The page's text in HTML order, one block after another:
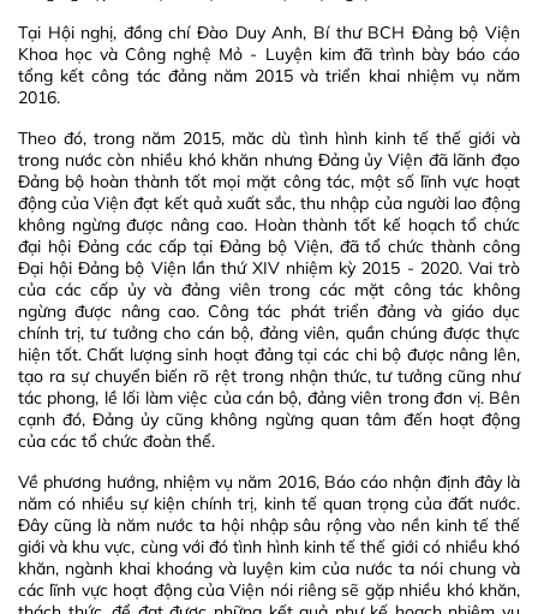
Tại Hội nghị, đồng chí Đào Duy Anh, Bí thư BCH Đảng bộ Viện
Khoa học và Công nghệ Mỏ - Luyện kim đã trình bày báo cáo
tổng kết công tác đảng năm 2015 và triển khai nhiệm vụ năm
2016.
Theo đó, trong năm 2015, măc dù tình hình kinh tế thế giới và
trong nước còn nhiều khó khăn nhưng Đảng ủy Viện đã lãnh đạo
Đảng bộ hoàn thành tốt mọi mặt công tác, một số lĩnh vực hoạt
động của Viện đạt kết quả xuất sắc, thu nhập của người lao động
không ngừng được nâng cao. Hoàn thành tốt kế hoạch tổ chức
đại hội Đảng các cấp tại Đảng bộ Viện, đã tổ chức thành công
Đại hội Đảng bộ Viện lần thứ XIV nhiệm kỳ 2015 - 2020. Vai trò
của các cấp ủy và đảng viên trong các mặt công tác không
ngừng được nâng cao. Công tác phát triển đảng và giáo dục
chính trị, tư tưởng cho cán bộ, đảng viên, quần chúng được thực
hiện tốt. Chất lượng sinh hoạt đảng tại các chi bộ được nâng lên,
tạo ra sự chuyển biến rõ rệt trong nhận thức, tư tưởng cũng như
tác phong, lề lối làm việc của cán bộ, đảng viên trong đơn vị. Bên
cạnh đó, Đảng ủy cũng không ngừng quan tâm đến hoạt động
của các tổ chức đoàn thể.
Về phương hướng, nhiệm vụ năm 2016, Báo cáo nhận định đây là
năm có nhiều sự kiện chính trị, kinh tế quan trọng của đất nước.
Đây cũng là năm nước ta hội nhập sâu rộng vào nền kinh tế thế
giới và khu vực, cùng với đó tình hình kinh tế thế giới có nhiều khó
khăn, ngành khai khoáng và luyện kim của nước ta nói chung và
các lĩnh vực hoạt động của Viện nói riêng sẽ gặp nhiều khó khăn,